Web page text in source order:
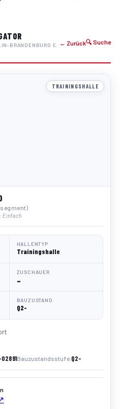
BRANDENBURG E.
← Zurück🔍 Suche
TRAININGSHALLE
Einfach
HALLENTYP
Trainingshalle
ZUSCHAUER
–
BAUZUSTAND
Q2-
Bauzustandsstufe Q2-